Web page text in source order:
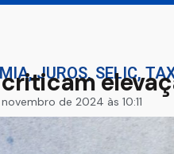
,JUROS,SELIC,
de 2024 às 10:11